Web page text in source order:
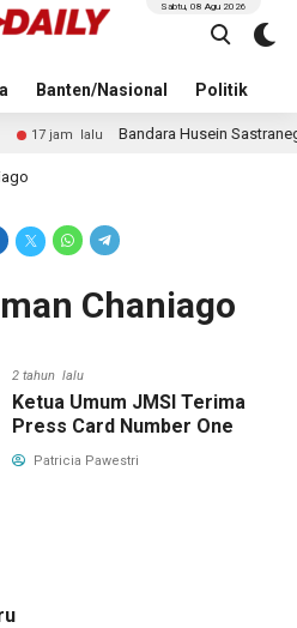
Banten/Nasional Politik
Sabtu, 08 Agu 2026
jam lalu Bandara Husein Sastranegara
Chaniago
2 tahun lalu
Ketua Umum JMSI Terima
Press Card Number One
Patricia Pawestri